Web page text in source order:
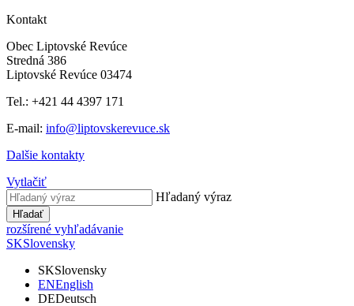
Kontakt
Obec Liptovské Revúce
Stredná 386
Liptovské Revúce 03474
Tel.: +421 44 4397 171
E-mail: info@liptovskerevuce.sk
Dalšie kontakty
Vytlačiť
Hľadaný výraz
Hľadať
rozšírené vyhľadávanie
SKSlovensky
SKSlovensky
ENEnglish
DEDeutsch